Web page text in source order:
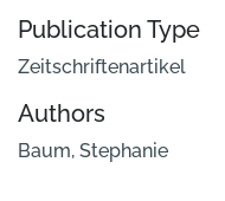
Publication Type
Zeitschriftenartikel
Authors
Baum, Stephanie